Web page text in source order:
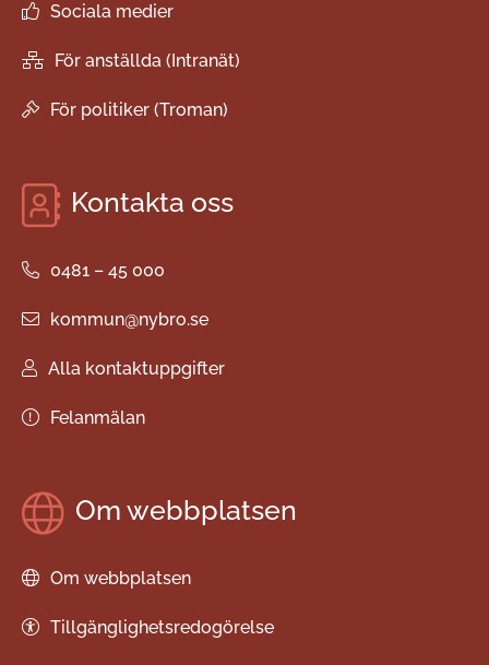
Sociala medier
För anställda (Intranät)
För politiker (Troman)
Kontakta oss
0481 – 45 000
kommun@nybro.se
Alla kontaktuppgifter
Felanmälan
Om webbplatsen
Om webbplatsen
Tillgänglighetsredogörelse